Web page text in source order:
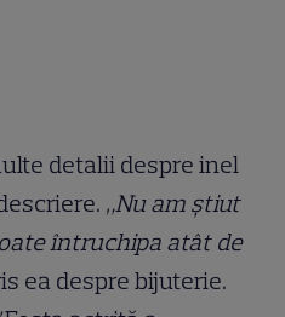
detalii despre inel
„Nu am știut
întruchipa atât de
ea despre bijuterie.